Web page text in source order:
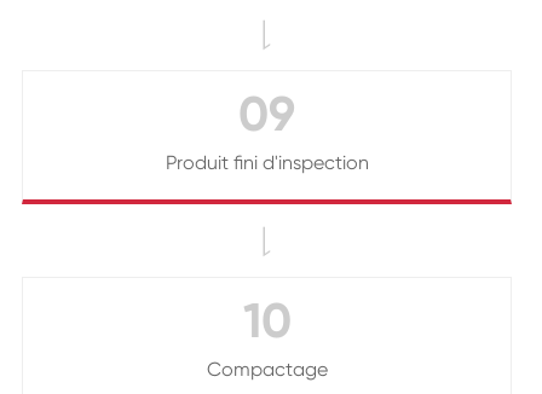

09
Produit fini d'inspection

10
Compactage